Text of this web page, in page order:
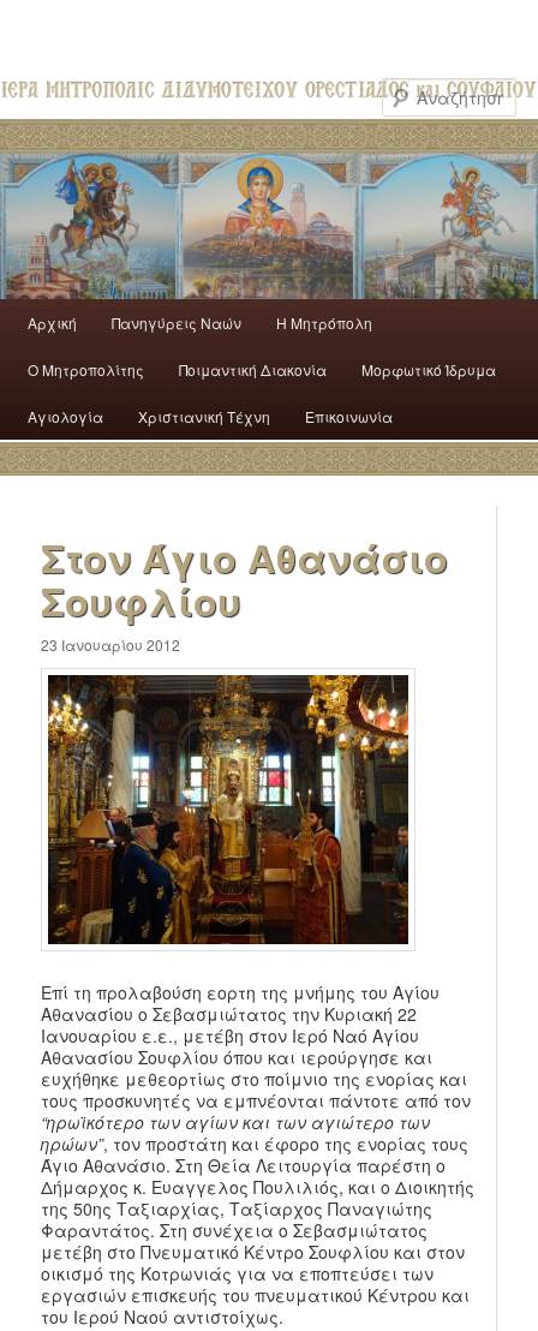
Αρχική Πανηγύρεις Ναών H Mητρόπολη
Ο Mητροπολίτης Ποιμαντική Διακονία Μορφωτικό Ίδρυμα
Αγιολογία Χριστιανική Τέχνη Επικοινωνία
Στον Άγιο Αθανάσιο
Σουφλίου
23 Ιανουαρίου 2012
Επί τη προλαβούση εορτη της μνήμης του Αγίου
Αθανασίου ο Σεβασμιώτατος την Κυριακή 22
Ιανουαρίου ε.ε., μετέβη στον Ιερό Ναό Αγίου
Αθανασίου Σουφλίου όπου και ιερούργησε και
ευχήθηκε μεθεορτίως στο ποίμνιο της ενορίας και
τους προσκυνητές να εμπνέονται πάντοτε από τον
“ηρωϊκότερο των αγίων και των αγιώτερο των
ηρώων”, τον προστάτη και έφορο της ενορίας τους
Άγιο Αθανάσιο. Στη Θεία Λειτουργία παρέστη ο
Δήμαρχος κ. Ευαγγελος Πουλιλιός, και ο Διοικητής
της 50ης Ταξιαρχίας, Ταξίαρχος Παναγιώτης
Φαραντάτος. Στη συνέχεια ο Σεβασμιώτατος
μετέβη στο Πνευματικό Κέντρο Σουφλίου και στον
οικισμό της Κοτρωνιάς για να εποπτεύσει των
εργασιών επισκευής του πνευματικού Κέντρου και
του Ιερού Ναού αντιστοίχως.